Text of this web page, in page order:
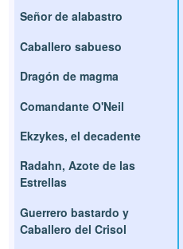
Señor de alabastro
Caballero sabueso
Dragón de magma
Comandante O'Neil
Ekzykes, el decadente
Radahn, Azote de las
Estrellas
Guerrero bastardo y
Caballero del Crisol